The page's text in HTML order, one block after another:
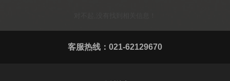
客服热线：021-62129670